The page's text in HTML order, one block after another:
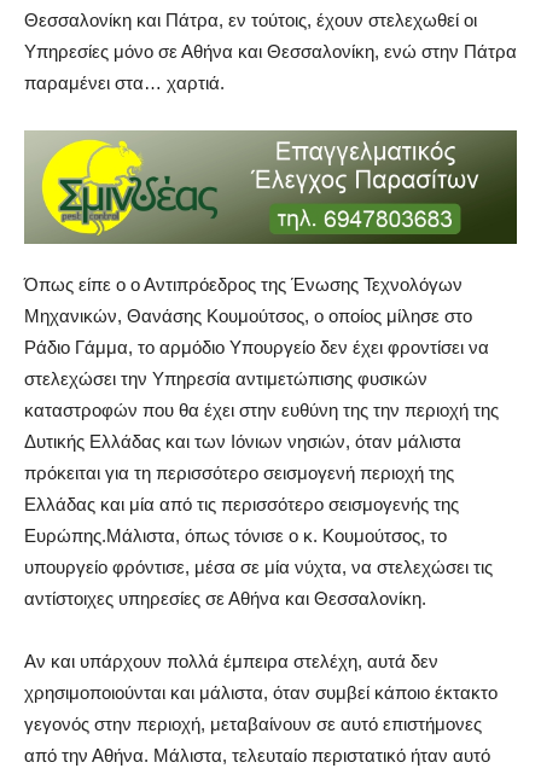
Θεσσαλονίκη και Πάτρα, εν τούτοις, έχουν στελεχωθεί οι
Υπηρεσίες μόνο σε Αθήνα και Θεσσαλονίκη, ενώ στην Πάτρα
παραμένει στα… χαρτιά.
Όπως είπε ο ο Αντιπρόεδρος της Ένωσης Τεχνολόγων
Μηχανικών, Θανάσης Κουμούτσος, ο οποίος μίλησε στο
Ράδιο Γάμμα, το αρμόδιο Υπουργείο δεν έχει φροντίσει να
στελεχώσει την Υπηρεσία αντιμετώπισης φυσικών
καταστροφών που θα έχει στην ευθύνη της την περιοχή της
Δυτικής Ελλάδας και των Ιόνιων νησιών, όταν μάλιστα
πρόκειται για τη περισσότερο σεισμογενή περιοχή της
Ελλάδας και μία από τις περισσότερο σεισμογενής της
Ευρώπης.Μάλιστα, όπως τόνισε ο κ. Κουμούτσος, το
υπουργείο φρόντισε, μέσα σε μία νύχτα, να στελεχώσει τις
αντίστοιχες υπηρεσίες σε Αθήνα και Θεσσαλονίκη.
Αν και υπάρχουν πολλά έμπειρα στελέχη, αυτά δεν
χρησιμοποιούνται και μάλιστα, όταν συμβεί κάποιο έκτακτο
γεγονός στην περιοχή, μεταβαίνουν σε αυτό επιστήμονες
από την Αθήνα. Μάλιστα, τελευταίο περιστατικό ήταν αυτό